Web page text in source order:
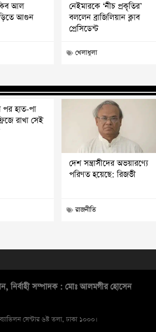
আল
আগুন
নেইমারকে ‘নীচ প্রকৃতির’
বললেন ব্রাজিলিয়ান ক্লাব
প্রেসিডেন্ট
খেলাধুলা
পর হাত-পা
রাখা সেই
দেশ সন্ত্রাসীদের অভয়ারণ্যে
পরিণত হয়েছে: রিজভী
রাজনীতি
নির্বাহী সম্পাদক : মোঃ আলমগীর হোসেন
সেন্টার ৬ষ্ট তলা, ঢাকা ১০০০।